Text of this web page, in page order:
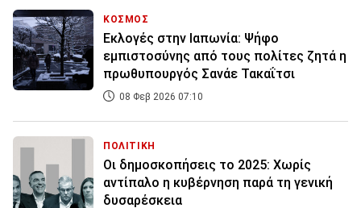
ΚΟΣΜΟΣ
Εκλογές στην Ιαπωνία: Ψήφο
εμπιστοσύνης από τους πολίτες ζητά η
πρωθυπουργός Σανάε Τακαΐτσι
08 Φεβ 2026 07:10
ΠΟΛΙΤΙΚΗ
Οι δημοσκοπήσεις το 2025: Χωρίς
αντίπαλο η κυβέρνηση παρά τη γενική
δυσαρέσκεια